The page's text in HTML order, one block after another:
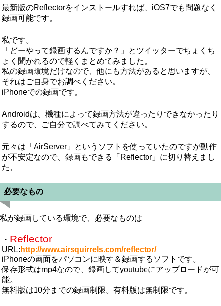
最新版のReflectorをインストールすれば、iOS7でも問題なく
録画可能です。
私です。
「どーやって録画するんですか？」とツイッターでちょくち
ょく聞かれるので軽くまとめてみました。
私の録画環境だけなので、他にも方法があると思いますが、
それはご自身でお調べください。
iPhoneでの録画です。
Androidは、機種によって録画方法が違ったりできなかったり
するので、ご自分で調べてみてください。
元々は「AirServer」というソフトを使っていたのですが動作
が不安定なので、録画もできる「Reflector」に切り替えまし
た。
必要なもの
私が録画している環境で、必要なものは
・ Reflector
URL: http://www.airsquirrels.com/reflector/
iPhoneの画面をパソコンに映す＆録画するソフトです。
保存形式はmp4なので、録画してyoutubeにアップロードが可
能。
無料版は10分までの録画制限。有料版は無制限です。